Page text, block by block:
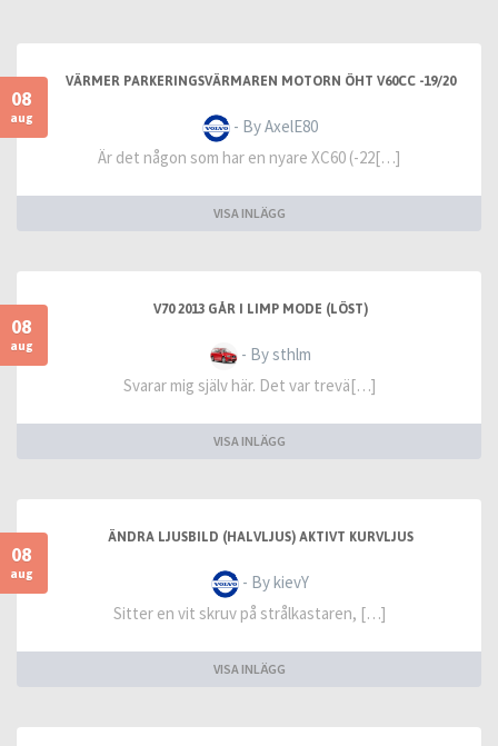
08
aug
VÄRMER PARKERINGSVÄRMAREN MOTORN ÖHT V60CC -19/20
- By AxelE80
Är det någon som har en nyare XC60 (-22[…]
VISA INLÄGG
08
aug
V70 2013 GÅR I LIMP MODE (LÖST)
- By sthlm
Svarar mig själv här. Det var trevä[…]
VISA INLÄGG
08
aug
ÄNDRA LJUSBILD (HALVLJUS) AKTIVT KURVLJUS
- By kievY
Sitter en vit skruv på strålkastaren, […]
VISA INLÄGG